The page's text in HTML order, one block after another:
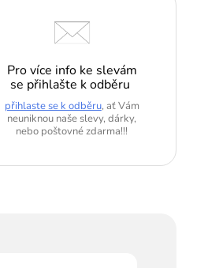
Pro více info ke slevám
se přihlašte k odběru
přihlaste se k odběru, ať Vám
neuniknou naše slevy, dárky,
nebo poštovné zdarma!!!